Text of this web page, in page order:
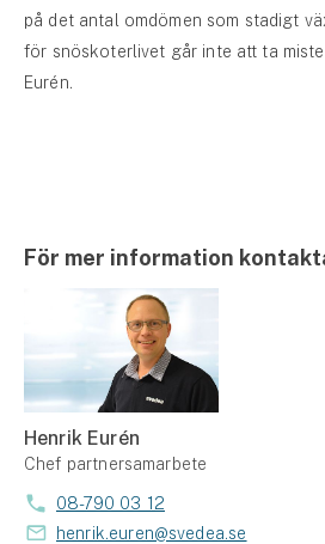
på det antal omdömen som stadigt
för snöskoterlivet går inte att ta
Eurén.
För mer information
Henrik Eurén
Chef partnersamarbete
08-790 03 12
henrik.euren@svedea.se